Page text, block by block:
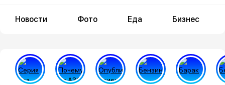
Новости Фото Еда Бизнес